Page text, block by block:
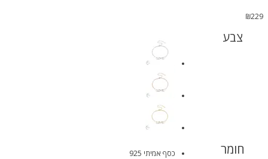
₪229
צבע
חומר כסף אמיתי 925